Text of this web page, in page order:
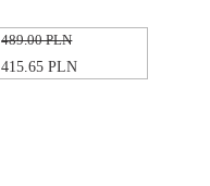
489.00 PLN
415.65 PLN